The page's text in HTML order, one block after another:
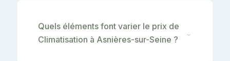
Quels éléments font varier le prix de
Climatisation à Asnières-sur-Seine ?
⌄